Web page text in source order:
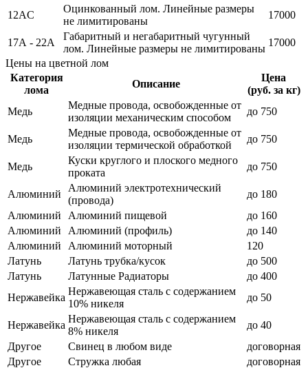
12АC
Оцинкованный лом. Линейные размеры
не лимитированы
17000
17А - 22А
Габаритный и негабаритный чугунный
лом. Линейные размеры не лимитированы
17000
Цены на цветной лом
Категория
лома
Описание
Цена
(руб. за кг)
Медь
Медные провода, освобожденные от
изоляции механическим способом
до 750
Медь
Медные провода, освобожденные от
изоляции термической обработкой
до 750
Медь
Куски круглого и плоского медного
проката
до 750
Алюминий
Алюминий электротехнический
(провода)
до 180
Алюминий
Алюминий пищевой
до 160
Алюминий
Алюминий (профиль)
до 140
Алюминий
Алюминий моторный
120
Латунь
Латунь трубка/кусок
до 500
Латунь
Латунные Радиаторы
до 400
Нержавейка
Нержавеющая сталь с содержанием
10% никеля
до 50
Нержавейка
Нержавеющая сталь с содержанием
8% никеля
до 40
Другое
Свинец в любом виде
договорная
Другое
Стружка любая договорная